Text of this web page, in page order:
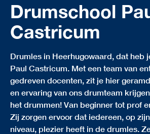
Drumschool
Castricum
Drumles in Heerhugowaard, dat heb
Paul Castricum. Met een team van
gedreven docenten, zit je hier
en ervaring van ons drumteam
het drummen! Van beginner tot prof
Zij zorgen ervoor dat iedereen, op
niveau, plezier heeft in de drumles.